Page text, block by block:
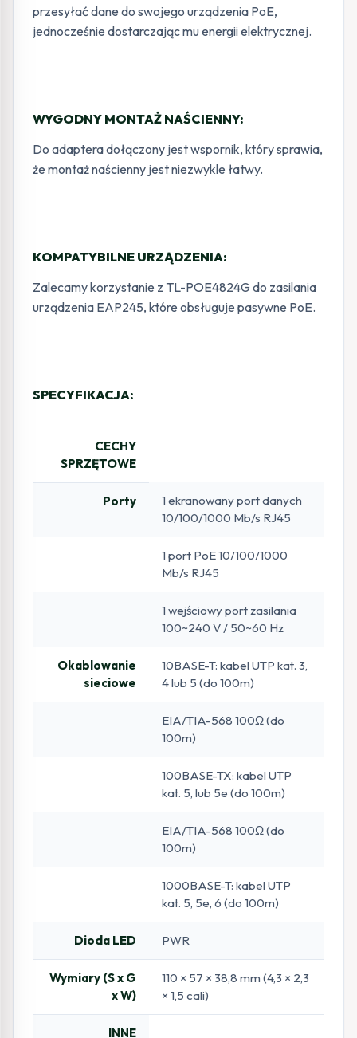
przesyłać dane do swojego urządzenia PoE,
jednocześnie dostarczając mu energii elektrycznej.
WYGODNY MONTAŻ NAŚCIENNY:
Do adaptera dołączony jest wspornik, który sprawia,
że montaż naścienny jest niezwykle łatwy.
KOMPATYBILNE URZĄDZENIA:
Zalecamy korzystanie z TL-POE4824G do zasilania
urządzenia EAP245, które obsługuje pasywne PoE.
SPECYFIKACJA:
CECHY
SPRZĘTOWE
Porty
1 ekranowany port danych
10/100/1000 Mb/s RJ45
1 port PoE 10/100/1000
Mb/s RJ45
1 wejściowy port zasilania
100~240 V / 50~60 Hz
Okablowanie
sieciowe
10BASE-T: kabel UTP kat. 3,
4 lub 5 (do 100m)
EIA/TIA-568 100Ω (do
100m)
100BASE-TX: kabel UTP
kat. 5, lub 5e (do 100m)
EIA/TIA-568 100Ω (do
100m)
1000BASE-T: kabel UTP
kat. 5, 5e, 6 (do 100m)
Dioda LED PWR
Wymiary (S x G
x W)
110 × 57 × 38,8 mm (4,3 × 2,3
× 1,5 cali)
INNE